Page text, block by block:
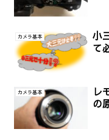
カメラ基本
小
て
カメラ基本
レ
の